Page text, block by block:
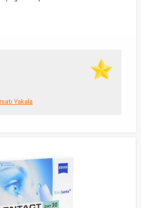
Yakala